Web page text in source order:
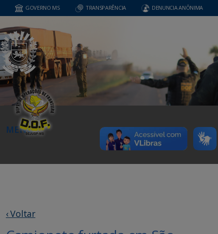
GOVERNO MS TRANSPARÊNCIA DENUNCIA ANÔNIMA
MENU
‹ Voltar